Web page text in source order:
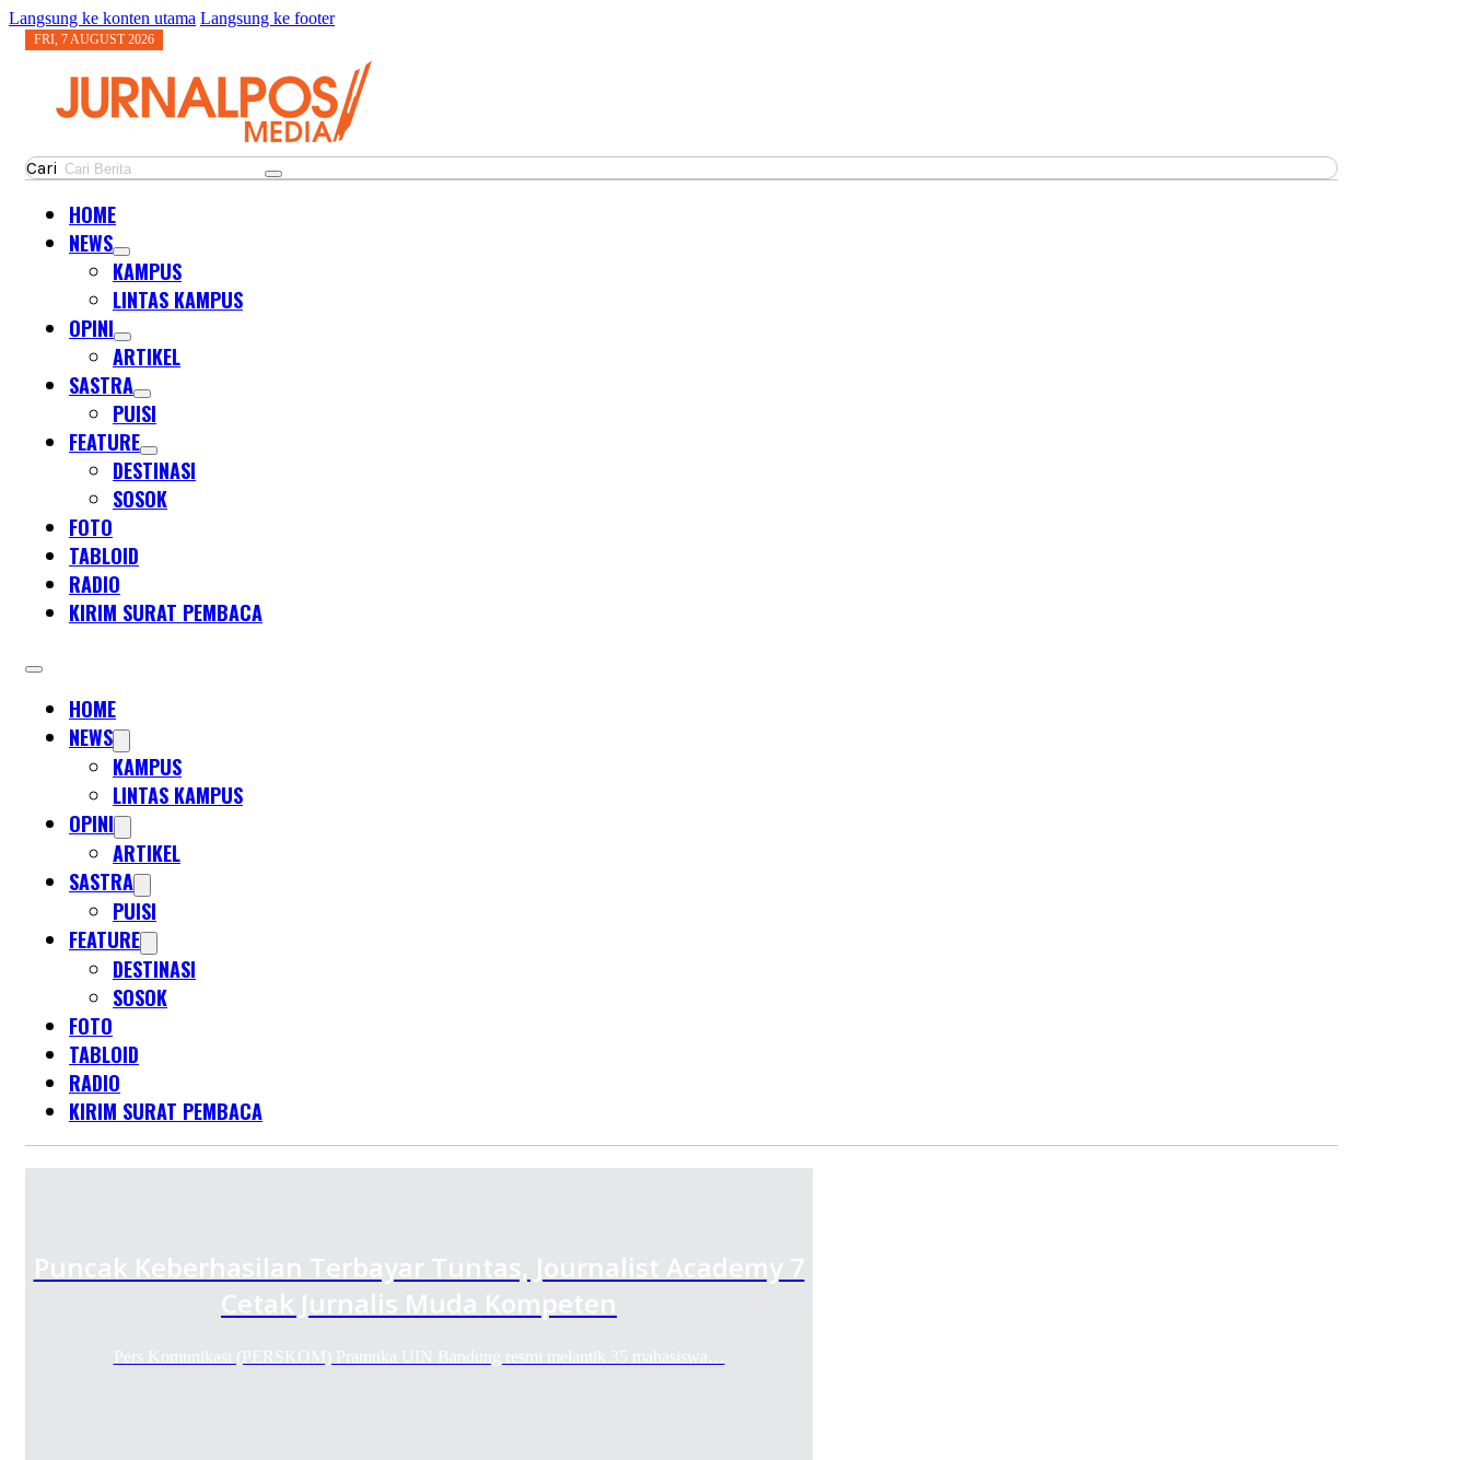
Langsung ke konten utama Langsung ke footer
FRI, 7 AUGUST 2026
Cari
HOME
NEWS
KAMPUS
LINTAS KAMPUS
OPINI
ARTIKEL
SASTRA
PUISI
FEATURE
DESTINASI
SOSOK
FOTO
TABLOID
RADIO
KIRIM SURAT PEMBACA
HOME
NEWS
KAMPUS
LINTAS KAMPUS
OPINI
ARTIKEL
SASTRA
PUISI
FEATURE
DESTINASI
SOSOK
FOTO
TABLOID
RADIO
KIRIM SURAT PEMBACA
Puncak Keberhasilan Terbayar Tuntas, Journalist Academy 7
Cetak Jurnalis Muda Kompeten
Pers Komunikasi (PERSKOM) Pramuka UIN Bandung resmi melantik 35 mahasiswa…